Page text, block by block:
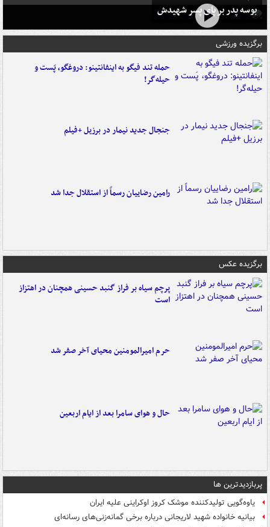
بوسه‌ پدر بر پای پسر شهیدش
برگزیده ورزشی
حمله تند فیگو به اینفانتینو: دروغگو، پَست‌ و
حیله‌گر!
جنجال جدید نیمار در برزیل +فیلم
رامین رضاییان رسماً از استقلال جدا شد
برگزیده عکس
پرچم سیاه بر فراز گنبد حسینی همچنان در اهتزاز
است
حرم امیرالمومنین محیای آخر صفر شد
حال و هوای سامرا بعد از ایام اربعین
پربازدیدترین ها
یاوه‌گویی تولیدکننده موشک کروز اوکراینی علیه ایران
بیانیه خانواده شهید لاریجانی درباره برخی گمانه‌زنی‌های رسانه‌ای